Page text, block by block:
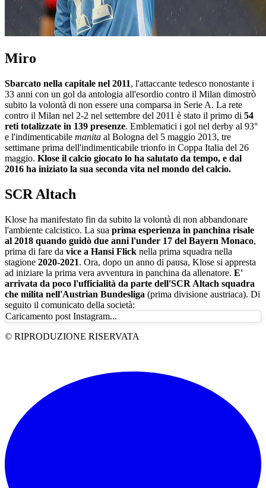
Miro
Sbarcato nella capitale nel 2011, l'attaccante tedesco nonostante i
33 anni con un gol da antologia all'esordio contro il Milan dimostrò
subito la volontà di non essere una comparsa in Serie A. La rete
contro il Milan nel 2-2 nel settembre del 2011 è stato il primo di 54
reti totalizzate in 139 presenze. Emblematici i gol nel derby al 93°
e l'indimenticabile manita al Bologna del 5 maggio 2013, tre
settimane prima dell'indimenticabile trionfo in Coppa Italia del 26
maggio. Klose il calcio giocato lo ha salutato da tempo, e dal
2016 ha iniziato la sua seconda vita nel mondo del calcio.
SCR Altach
Klose ha manifestato fin da subito la volontà di non abbandonare
l'ambiente calcistico. La sua prima esperienza in panchina risale
al 2018 quando guidò due anni l'under 17 del Bayern Monaco,
prima di fare da vice a Hansi Flick nella prima squadra nella
stagione 2020-2021. Ora, dopo un anno di pausa, Klose si appresta
ad iniziare la prima vera avventura in panchina da allenatore. E'
arrivata da poco l'ufficialità da parte dell'SCR Altach squadra
che milita nell'Austrian Bundesliga (prima divisione austriaca). Di
seguito il comunicato della società:
Caricamento post Instagram...
© RIPRODUZIONE RISERVATA